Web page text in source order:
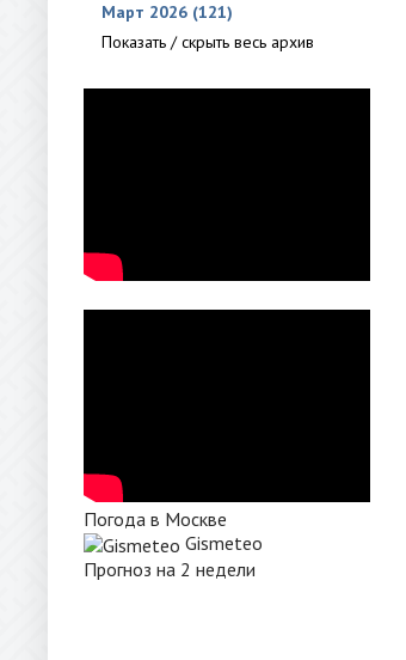
Март 2026 (121)
Показать / скрыть весь архив
Погода в Москве
Gismeteo
Прогноз на 2 недели